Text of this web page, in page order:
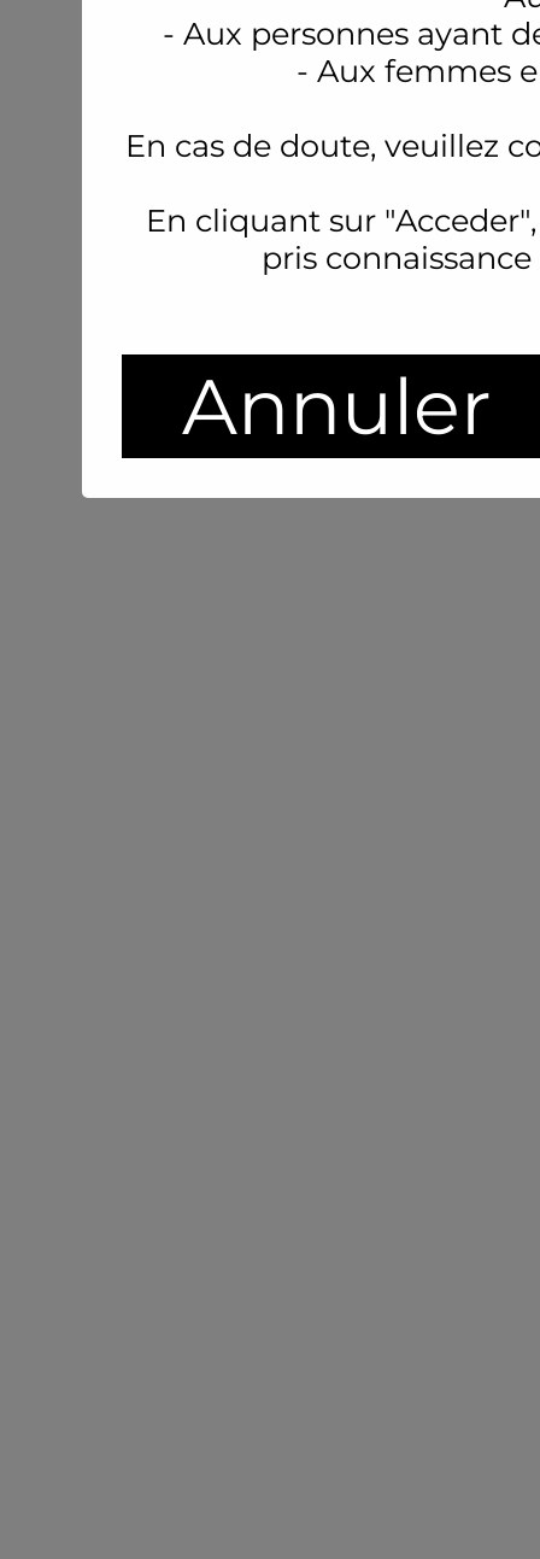
- Aux personnes ayant
- Aux femmes
En cas de doute, veuillez
En cliquant sur
pris
Annuler